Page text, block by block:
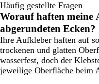
Häufig gestellte Fragen
Worauf haften meine
abgerundeten Ecken?
Ihre Aufkleber haften auf
trockenen und glatten
wasserfest, doch der
jeweilige Oberfläche beim